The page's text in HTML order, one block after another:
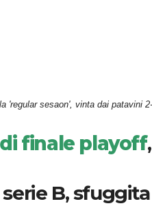
'regular sesaon', vinta dai patavini
finale playoff
B,